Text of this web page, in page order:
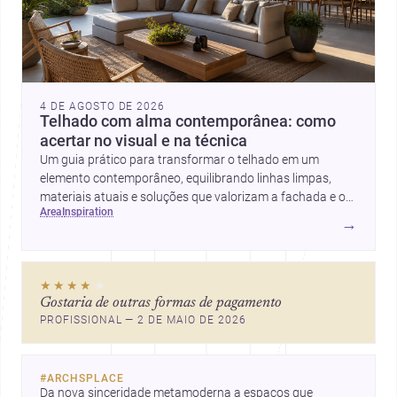
4 DE AGOSTO DE 2026
Telhado com alma contemporânea: como
acertar no visual e na técnica
Um guia prático para transformar o telhado em um
elemento contemporâneo, equilibrando linhas limpas,
materiais atuais e soluções que valorizam a fachada e o
conforto da casa.
area inspiration
→
★★★★ ★
Gostaria de outras formas de pagamento
PROFISSIONAL — 2 DE MAIO DE 2026
#ARCHSPLACE
Da nova sinceridade metamoderna a espaços que